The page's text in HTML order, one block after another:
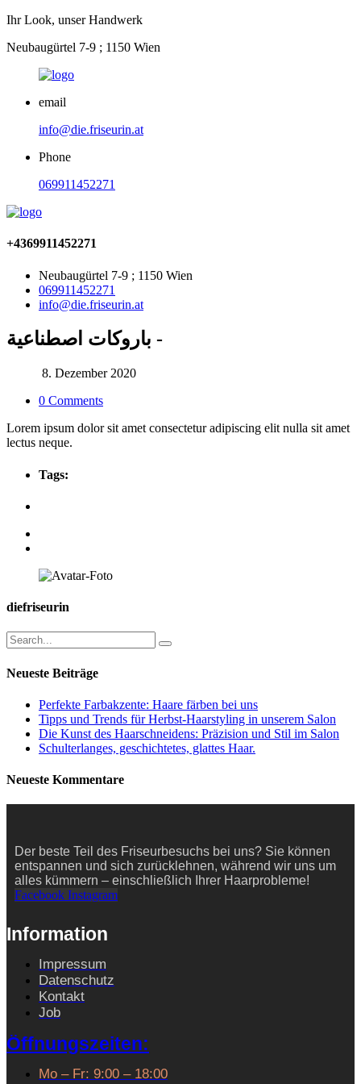
Ihr Look, unser Handwerk
Neubaugürtel 7-9 ; 1150 Wien
email
info@die.friseurin.at
Phone
069911452271
+4369911452271
Neubaugürtel 7-9 ; 1150 Wien
069911452271
info@die.friseurin.at
باروكات اصطناعية -
8. Dezember 2020
0 Comments
Lorem ipsum dolor sit amet consectetur adipiscing elit nulla sit amet
lectus neque.
Tags:
diefriseurin
Neueste Beiträge
Perfekte Farbakzente: Haare färben bei uns
Tipps und Trends für Herbst-Haarstyling in unserem Salon
Die Kunst des Haarschneidens: Präzision und Stil im Salon
Schulterlanges, geschichtetes, glattes Haar.
Neueste Kommentare
Der beste Teil des Friseurbesuchs bei uns? Sie können
entspannen und sich zurücklehnen, während wir uns um
alles kümmern – einschließlich Ihrer Haarprobleme!
Facebook Instagram
Information
Impressum
Datenschutz
Kontakt
Job
Öffnungszeiten:
Mo – Fr: 9:00 – 18:00